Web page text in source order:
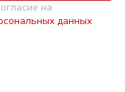
на
данных